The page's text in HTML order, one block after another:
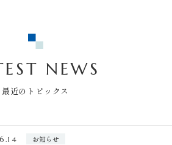
NEWS
最近のトピックス
お知らせ